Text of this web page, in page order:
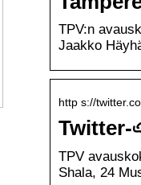
TPV:n
Jaakko
http s://
Twitter-
TPV
Shala, 24